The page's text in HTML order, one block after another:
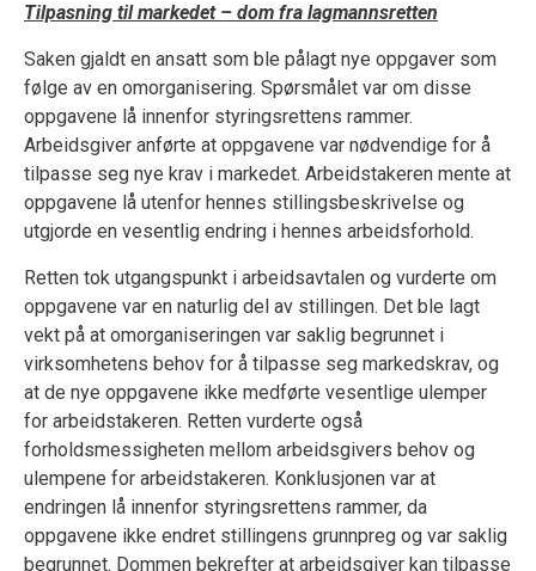
Tilpasning til markedet – dom fra lagmannsretten
Saken gjaldt en ansatt som ble pålagt nye oppgaver som
følge av en omorganisering. Spørsmålet var om disse
oppgavene lå innenfor styringsrettens rammer.
Arbeidsgiver anførte at oppgavene var nødvendige for å
tilpasse seg nye krav i markedet. Arbeidstakeren mente at
oppgavene lå utenfor hennes stillingsbeskrivelse og
utgjorde en vesentlig endring i hennes arbeidsforhold.
Retten tok utgangspunkt i arbeidsavtalen og vurderte om
oppgavene var en naturlig del av stillingen. Det ble lagt
vekt på at omorganiseringen var saklig begrunnet i
virksomhetens behov for å tilpasse seg markedskrav, og
at de nye oppgavene ikke medførte vesentlige ulemper
for arbeidstakeren. Retten vurderte også
forholdsmessigheten mellom arbeidsgivers behov og
ulempene for arbeidstakeren. Konklusjonen var at
endringen lå innenfor styringsrettens rammer, da
oppgavene ikke endret stillingens grunnpreg og var saklig
begrunnet. Dommen bekrefter at arbeidsgiver kan tilpasse